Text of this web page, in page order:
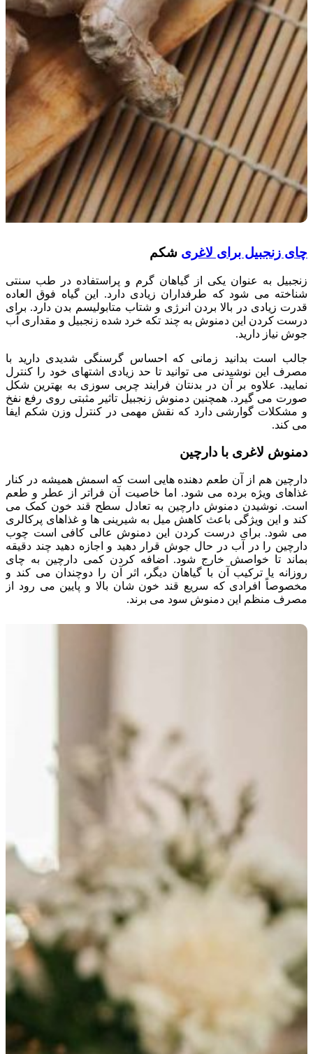
چای زنجبیل برای لاغری شکم
زنجبیل به عنوان یکی از گیاهان گرم و پراستفاده در طب سنتی
شناخته می شود که طرفداران زیادی دارد. این گیاه فوق العاده
قدرت زیادی در بالا بردن انرژی و شتاب متابولیسم بدن دارد. برای
درست کردن این دمنوش به چند تکه خرد شده زنجبیل و مقداری آب
جوش نیاز دارید.
جالب است بدانید زمانی که احساس گرسنگی شدیدی دارید با
مصرف این نوشیدنی می توانید تا حد زیادی اشتهای خود را کنترل
نمایید. علاوه بر آن در بدنتان فرایند چربی سوزی به بهترین شکل
صورت می گیرد. همچنین دمنوش زنجبیل تاثیر مثبتی روی رفع نفخ
و مشکلات گوارشی دارد که نقش مهمی در کنترل وزن شکم ایفا
می کند.
دمنوش لاغری با دارچین
دارچین هم از آن طعم دهنده هایی است که اسمش همیشه در کنار
غذاهای ویژه برده می شود. اما خاصیت آن فراتر از عطر و طعم
است. نوشیدن دمنوش دارچین به تعادل سطح قند خون کمک می
کند و این ویژگی باعث کاهش میل به شیرینی ها و غذاهای پرکالری
می شود. برای درست کردن این دمنوش عالی کافی است چوب
دارچین را در آب در حال جوش قرار دهید و اجازه دهید چند دقیقه
بماند تا خواصش خارج شود. اضافه کردن کمی دارچین به چای
روزانه یا ترکیب آن با گیاهان دیگر، اثر آن را دوچندان می کند و
مخصوصاً افرادی که سریع قند خون شان بالا و پایین می رود از
مصرف منظم این دمنوش سود می برند.